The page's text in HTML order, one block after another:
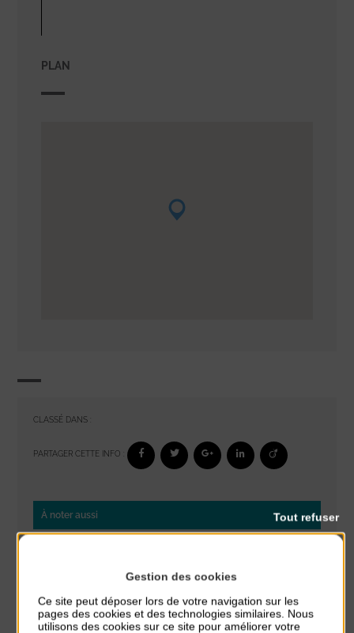
PLAN
CLASSÉ DANS :
PARTAGER CETTE INFO :
À noter aussi
Place du Général de Gaulle
Concert
Gestion des cookies
Ce site peut déposer lors de votre navigation sur les
pages des cookies et des technologies similaires. Nous
utilisons des cookies sur ce site pour améliorer votre
Tout refuser